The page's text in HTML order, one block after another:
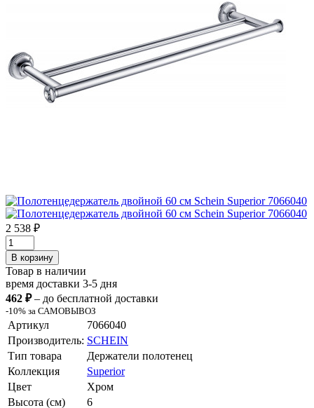
2 538 ₽
В корзину
Товар в наличии
время доставки 3-5 дня
462 ₽– до бесплатной доставки
-10% за САМОВЫВОЗ
Артикул
7066040
Производитель: SCHEIN
Тип товара
Держатели полотенец
Коллекция
Superior
Цвет
Хром
Высота (см)
6